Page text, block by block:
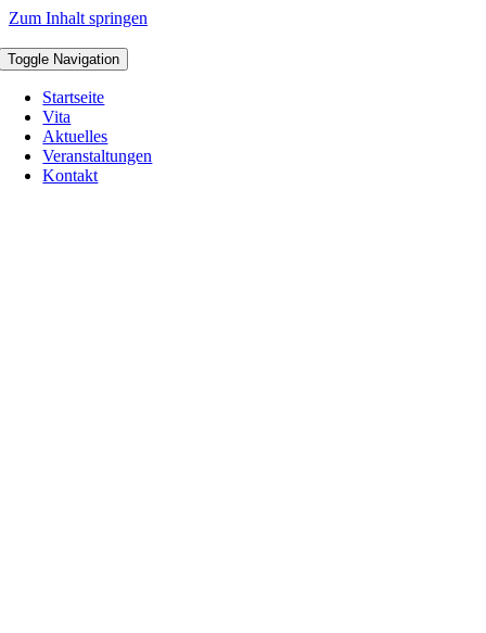
Zum Inhalt springen
Toggle Navigation
Startseite
Vita
Aktuelles
Veranstaltungen
Kontakt